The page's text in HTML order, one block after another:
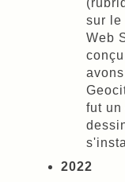
sur le
Web
fut un
2022